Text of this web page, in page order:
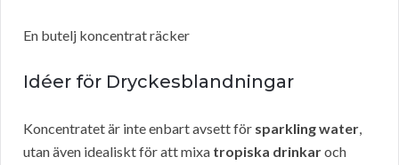
En butelj koncentrat räcker
Idéer för Dryckesblandningar
Koncentratet är inte enbart avsett för sparkling water,
utan även idealiskt för att mixa tropiska drinkaroch